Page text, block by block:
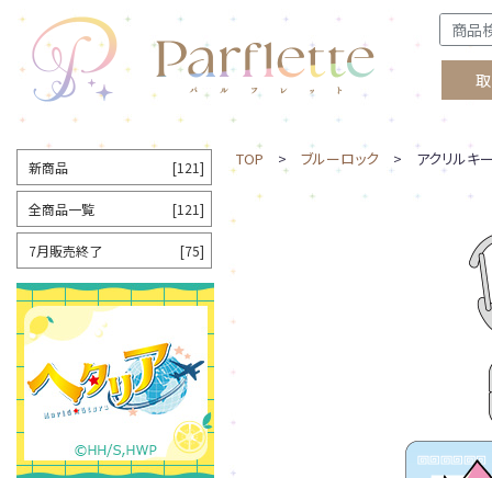
TOP > ブルーロック > アクリルキー
新商品 [121]
全商品一覧 [121]
7月販売終了 [75]